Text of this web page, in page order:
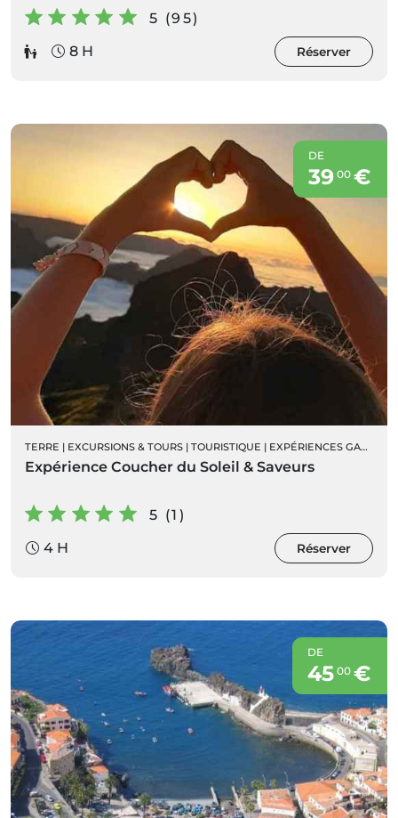
5 (95)
8 H
Réserver
DE
39 00€
TERRE | EXCURSIONS & TOURS | TOURISTIQUE | EXPÉRIENCES GASTRONOMIQUES
Expérience Coucher du Soleil & Saveurs
5 (1)
4 H
Réserver
DE
45 00€